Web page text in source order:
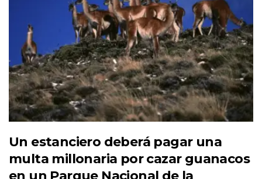
Un estanciero deberá pagar una
multa millonaria por cazar guanacos